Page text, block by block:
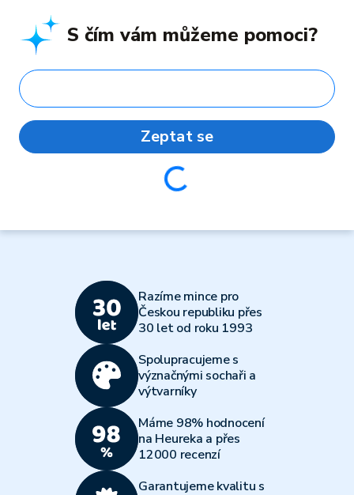
S čím vám můžeme pomoci?
Zeptat se
Loading...
Razíme mince pro
Českou republiku přes
30 let od roku 1993
Spolupracujeme s
význačnými sochaři a
výtvarníky
Máme 98% hodnocení
na Heureka a přes
12000 recenzí
Garantujeme kvalitu s